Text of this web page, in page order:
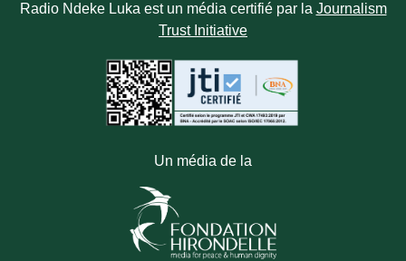
Radio Ndeke Luka est un média certifié par la Journalism
Trust Initiative
Un média de la